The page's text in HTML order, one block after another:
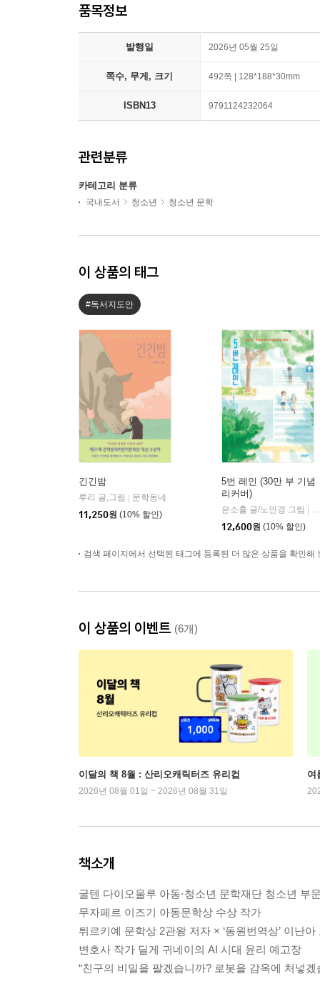
품목정보
발행일 2026년 05월 25일
쪽수, 무게, 크기 492쪽 | 128*188*30mm
ISBN13 9791124232064
관련분류
카테고리 분류
국내도서 청소년 청소년 문학
이 상품의 태그
#독서지도안
긴긴밤
루리 글,그림
문학동네
11,250원 (10% 할인)
5번 레인 (30만 부 기념
리커버)
은소홀 글/노인경 그림
12,600원 (10% 할인)
검색 페이지에서 선택된 태그에 등록된 더 많은 상품을 확인해
이 상품의 이벤트 (6개)
이달의 책 8월 : 산리오캐릭터즈 유리컵
2026년 08월 01일 ~ 2026년 08월 31일
여
책소개
굴텐 다이오울루 아동·청소년 문학재단 청소년 부
무자페르 이즈기 아동문학상 수상 작가
튀르키예 문학상 2관왕 저자 × ‘동원번역상’ 이난
변호사 작가 딜게 귀네이의 AI 시대 윤리 예고장
“친구의 비밀을 팔겠습니까? 로봇을 감옥에 처넣겠